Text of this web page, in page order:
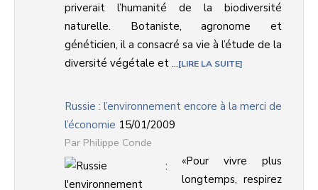
priverait l’humanité de la biodiversité
naturelle. Botaniste, agronome et
généticien, il a consacré sa vie à l’étude de la
diversité végétale et ... LIRE LA SUITE
Russie : l’environnement encore à la merci de
l’économie 15/01/2009
Philippe Conde
«Pour vivre plus
longtemps, respirez